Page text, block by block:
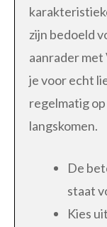
zijn bedoeld
aanrader
je voor echt
regelmatig
langskomen.
De
staat
Kies